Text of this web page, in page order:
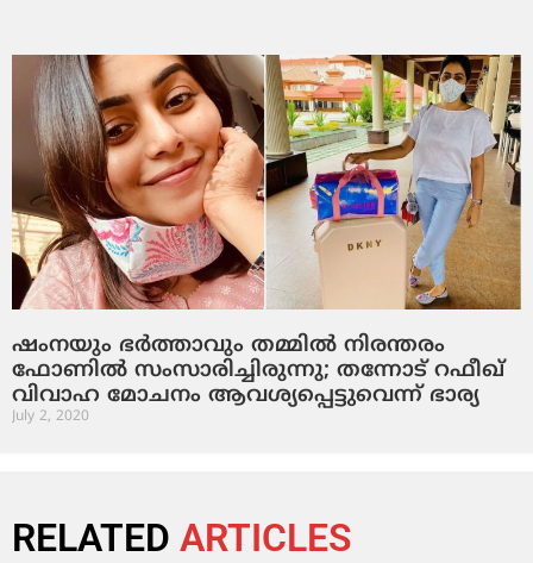
ഷംനയും ഭര്‍ത്താവും തമ്മില്‍ നിരന്തരം
ഫോണില്‍ സംസാരിച്ചിരുന്നു; തന്നോട് റഫീഖ്
വിവാഹ മോചനം ആവശ്യപ്പെട്ടുവെന്ന് ഭാര്യ
July 2, 2020
RELATED ARTICLES